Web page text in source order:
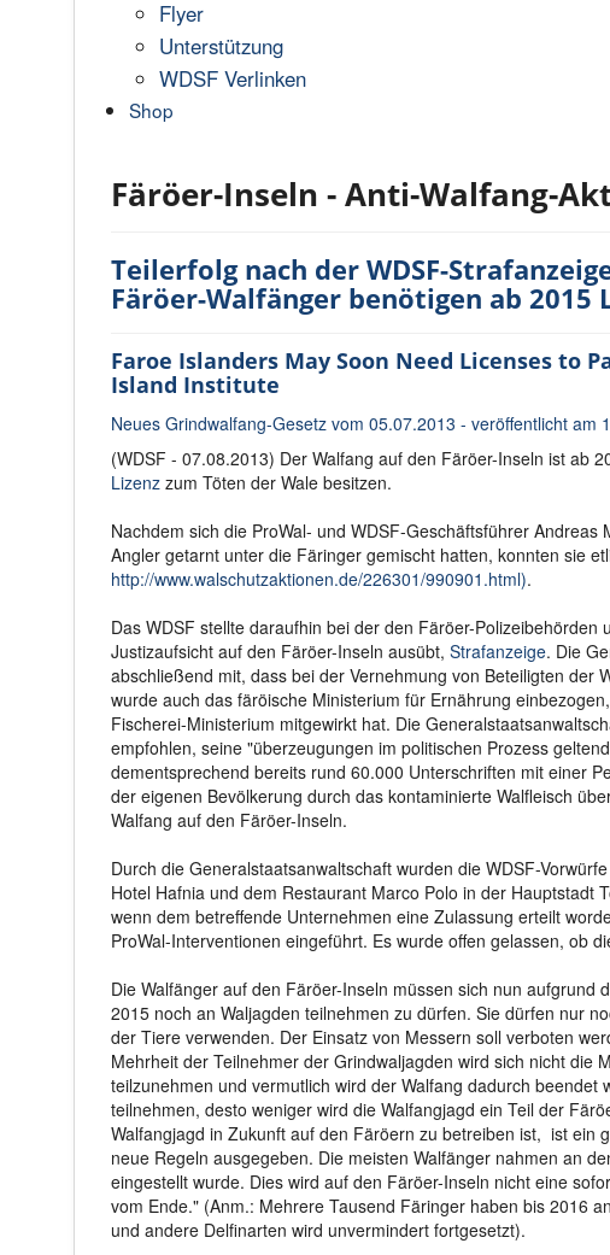
Flyer
Unterstützung
WDSF Verlinken
Shop
Färöer-Inseln - Anti-Walfang-
Teilerfolg nach der WDSF-
Färöer-Walfänger benötigen ab 2015
Faroe Islanders May Soon Need Licenses to
Island Institute
Neues Grindwalfang-Gesetz vom 05.07.2013 - veröffentlicht am
(WDSF - 07.08.2013) Der Walfang auf den Färöer-Inseln ist ab
Lizenz zum Töten der Wale besitzen.
Nachdem sich die ProWal- und WDSF-Geschäftsführer
Angler getarnt unter die Färinger gemischt hatten, konnten sie
http://www.walschutzaktionen.de/226301/990901.html).
Das WDSF stellte daraufhin bei der den Färöer-
Justizaufsicht auf den Färöer-Inseln ausübt, Strafanzeige. Die
abschließend mit, dass bei der Vernehmung von Beteiligten der
wurde auch das färöische Ministerium für Ernährung
Fischerei-Ministerium mitgewirkt hat. Die
empfohlen, seine "überzeugungen im politischen Prozess
dementsprechend bereits rund 60.000 Unterschriften mit einer
der eigenen Bevölkerung durch das kontaminierte Walfleisch
Walfang auf den Färöer-Inseln.
Durch die Generalstaatsanwaltschaft wurden die WDSF-
Hotel Hafnia und dem Restaurant Marco Polo in der Hauptstadt
wenn dem betreffende Unternehmen eine Zulassung erteilt
ProWal-Interventionen eingeführt. Es wurde offen gelassen, ob
Die Walfänger auf den Färöer-Inseln müssen sich nun aufgrund
2015 noch an Waljagden teilnehmen zu dürfen. Sie dürfen nur
der Tiere verwenden. Der Einsatz von Messern soll verboten
Mehrheit der Teilnehmer der Grindwaljagden wird sich nicht die
teilzunehmen und vermutlich wird der Walfang dadurch
teilnehmen, desto weniger wird die Walfangjagd ein Teil der
Walfangjagd in Zukunft auf den Färöern zu betreiben ist, ist ein
neue Regeln ausgegeben. Die meisten Walfänger nahmen an
eingestellt wurde. Dies wird auf den Färöer-Inseln nicht eine
vom Ende." (Anm.: Mehrere Tausend Färinger haben bis 2016
und andere Delfinarten wird unvermindert fortgesetzt).